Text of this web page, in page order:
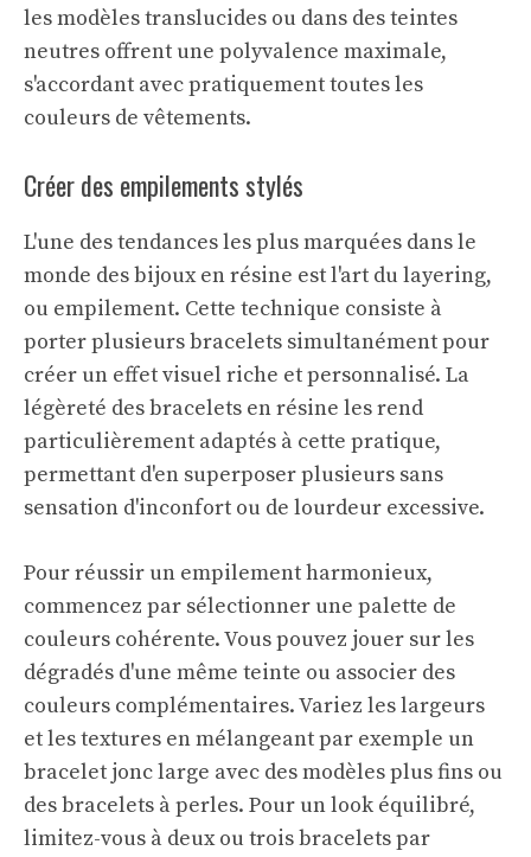
les modèles translucides ou dans des teintes
neutres offrent une polyvalence maximale,
s'accordant avec pratiquement toutes les
couleurs de vêtements.
Créer des empilements stylés
L'une des tendances les plus marquées dans le
monde des bijoux en résine est l'art du layering,
ou empilement. Cette technique consiste à
porter plusieurs bracelets simultanément pour
créer un effet visuel riche et personnalisé. La
légèreté des bracelets en résine les rend
particulièrement adaptés à cette pratique,
permettant d'en superposer plusieurs sans
sensation d'inconfort ou de lourdeur excessive.
Pour réussir un empilement harmonieux,
commencez par sélectionner une palette de
couleurs cohérente. Vous pouvez jouer sur les
dégradés d'une même teinte ou associer des
couleurs complémentaires. Variez les largeurs
et les textures en mélangeant par exemple un
bracelet jonc large avec des modèles plus fins ou
des bracelets à perles. Pour un look équilibré,
limitez-vous à deux ou trois bracelets par